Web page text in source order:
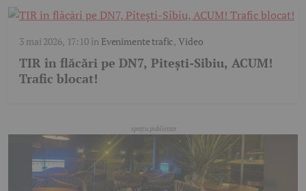
3 mai 2026, 17:10în Evenimente trafic,Video
TIR în flăcări pe DN7, Pitești-Sibiu, ACUM!
Trafic blocat!